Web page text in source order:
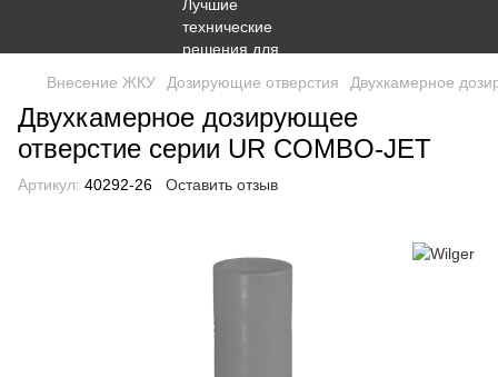
Внесение ЖКУ Дозирующие отверстия Двухкамерное
Двухкамерное дозирующее
отверстие серии UR COMBO-JET
Артикул: 40292-26 Оставить отзыв